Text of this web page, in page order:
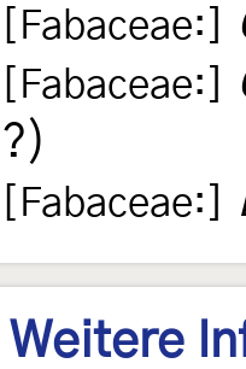
[Fabaceae:]
[Fabaceae:]
?)
[Fabaceae:]
Weitere